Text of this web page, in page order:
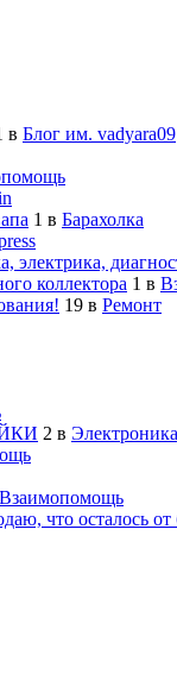
в Блог им. vadyara09
1 в Барахолка
электрика,
коллектора 1 в
19 в Ремонт
2 в
Взаимопомощь
что осталось от